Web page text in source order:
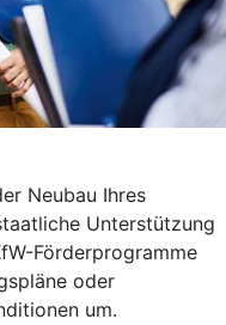
Neubau Ihres
Unterstützung
Förderprogramme
oder
um.